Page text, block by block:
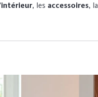
, les accessoires, la